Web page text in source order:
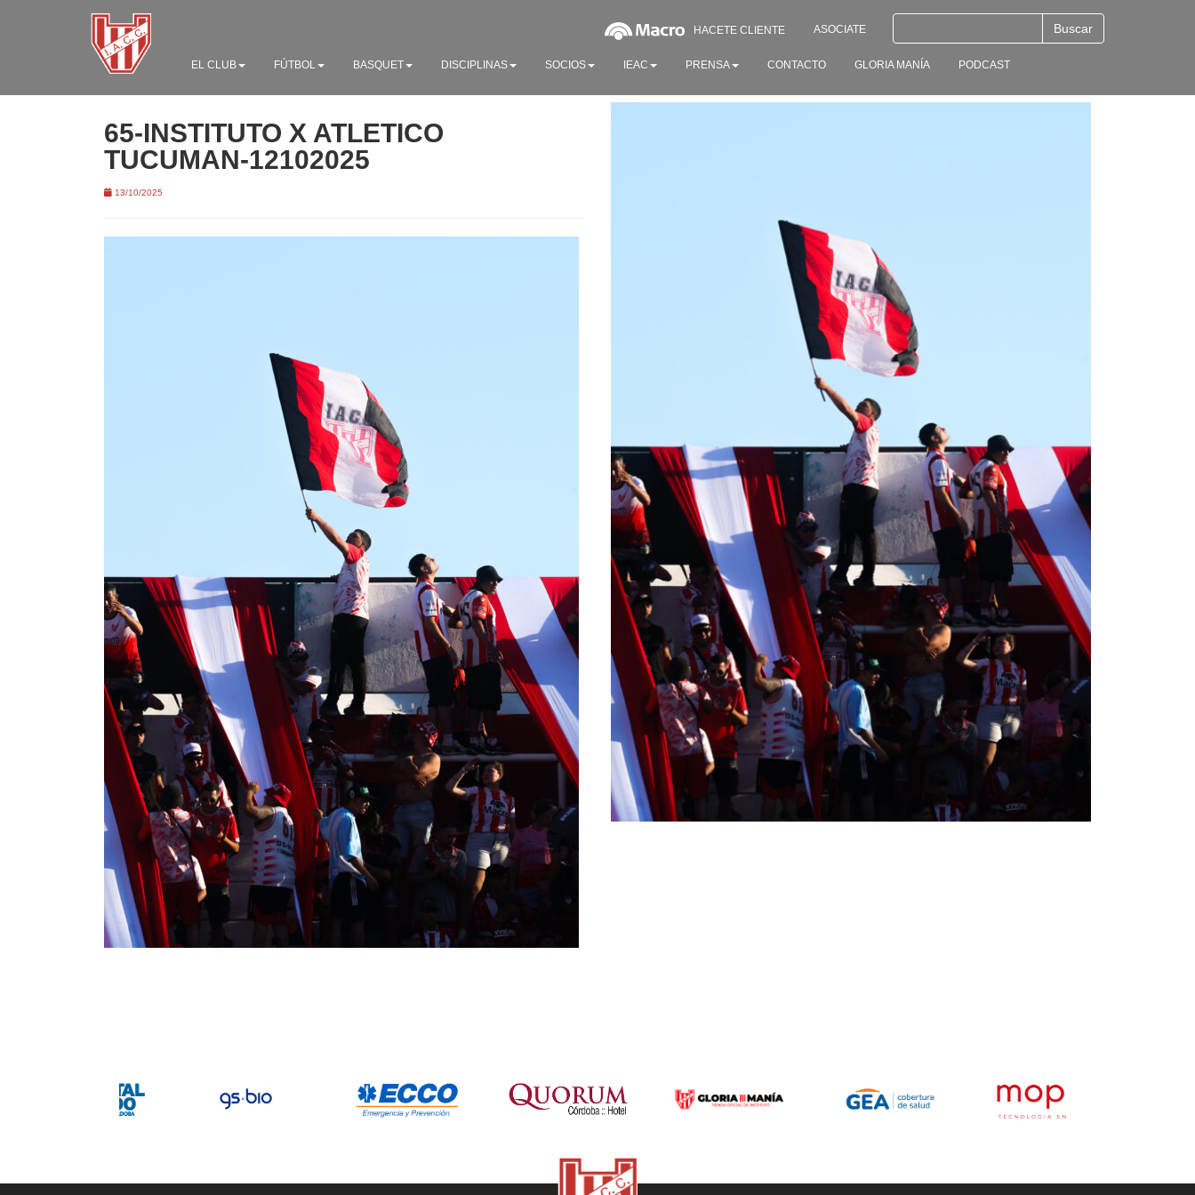
HACETE CLIENTE ASOCIATE
EL CLUB FÚTBOL BASQUET DISCIPLINAS SOCIOS IEAC PRENSA CONTACTO GLORIA MANÍA PODCAST
65-INSTITUTO X ATLETICO
TUCUMAN-12102025
13/10/2025